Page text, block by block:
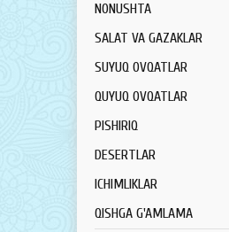
NONUSHTA
SALAT VA GAZAKLAR
SUYUQ OVQATLAR
QUYUQ OVQATLAR
PISHIRIQ
DESERTLAR
ICHIMLIKLAR
QISHGA G'AMLAMA